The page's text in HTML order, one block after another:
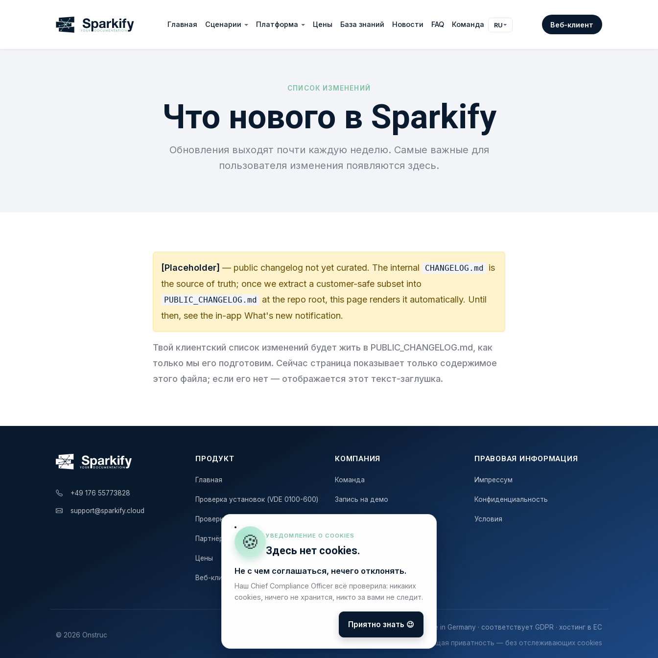
Главная Сценарии Платформа Цены База знаний Новости FAQ Команда RU Веб-клиент
🍪 УВЕДОМЛЕНИЕ О COOKIES
Здесь нет cookies.
Не с чем соглашаться, нечего отклонять.
Наш Chief Compliance Officer всё проверила: никаких
cookies, ничего не хранится, никто за вами не следит.
Приятно знать 😉
СПИСОК ИЗМЕНЕНИЙ
Что нового в Sparkify
Обновления выходят почти каждую неделю. Самые важные для
пользователя изменения появляются здесь.
[Placeholder] — public changelog not yet curated. The internal CHANGELOG.md
is
the source of truth; once we extract a customer-safe subset into
PUBLIC_CHANGELOG.md
at the repo root, this page renders it automatically. Until
then, see the in-app What's new notification.
Твой клиентский список изменений будет жить в PUBLIC_CHANGELOG.md, как
только мы его подготовим. Сейчас страница показывает только содержимое
этого файла; если его нет — отображается этот текст-заглушка.
+49 176 55773828
support@sparkify.cloud
ПРОДУКТ
Главная
Проверка установок (VDE 0100-600)
Проверка приборов (VDE 0701/0702)
Партнёры по оборудованию
Цены
Веб-клиент
КОМПАНИЯ
Команда
Запись на демо
FAQ
ПРАВОВАЯ ИНФОРМАЦИЯ
Импрессум
Конфиденциальность
Условия
© 2026 Onstruc
Made in Germany · соответствует GDPR · хостинг в ЕС
Аналитика, уважающая приватность — без отслеживающих cookies